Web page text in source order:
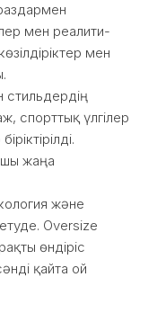
мен реалити-
мен
спорттық үлгілер
жаңа
және
Oversize
өндіріс
қайта ой